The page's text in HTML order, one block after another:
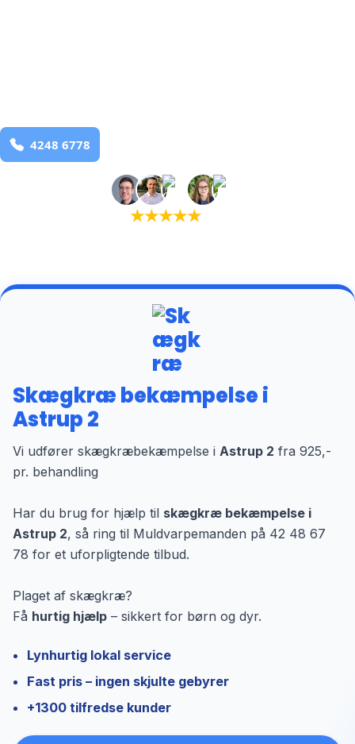
★★★★★
Skægkræ bekæmpelse i
Astrup 2
Vi udfører skægkræbekæmpelse i Astrup 2 fra 925,-
pr. behandling
Har du brug for hjælp til skægkræ bekæmpelse i
Astrup 2, så ring til Muldvarpemanden på 42 48 67
78 for et uforpligtende tilbud.
Plaget af skægkræ?
Få hurtig hjælp – sikkert for børn og dyr.
Lynhurtig lokal service
Fast pris – ingen skjulte gebyrer
+1300 tilfredse kunder